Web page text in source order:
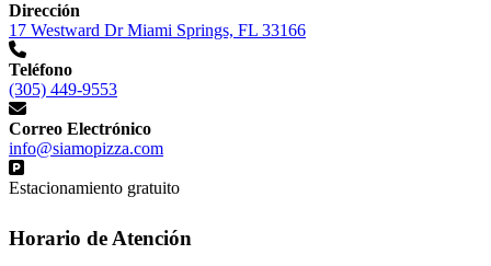
Dirección
17 Westward Dr Miami Springs, FL 33166
Teléfono
(305) 449-9553
Correo Electrónico
info@siamopizza.com
Estacionamiento gratuito
Horario de Atención